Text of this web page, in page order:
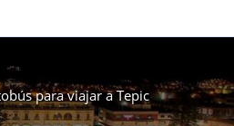
para viajar a Tepic